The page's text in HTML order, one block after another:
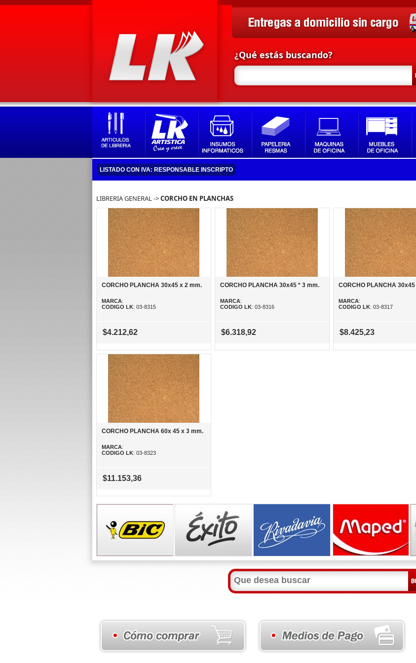
¿Qué estás buscando?
LISTADO CON IVA: RESPONSABLE INSCRIPTO
LIBRERIA GENERAL ->CORCHO EN PLANCHAS
CORCHO PLANCHA 30x45 x 2 mm.
MARCA:
CODIGO LK: 03-8315
$4.212,62
CORCHO PLANCHA 30x45 * 3 mm.
MARCA:
CODIGO LK: 03-8316
$6.318,92
CORCHO PLANCHA
MARCA:
CODIGO LK: 03-8317
$8.425,23
CORCHO PLANCHA 60x 45 x 3 mm.
MARCA:
CODIGO LK: 03-8323
$11.153,36